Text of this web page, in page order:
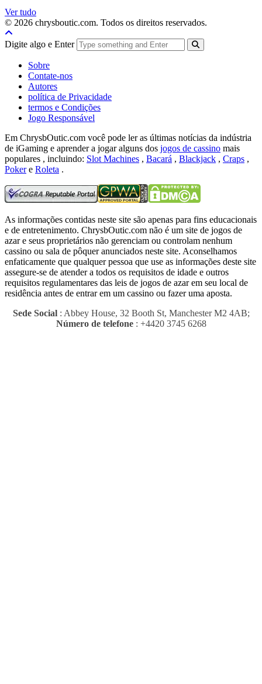
Ver tudo
© 2026 chrysboutic.com. Todos os direitos reservados.
Digite algo e Enter
Sobre
Contate-nos
Autores
política de Privacidade
termos e Condições
Jogo Responsável
Em ChrysbOutic.com você pode ler as últimas notícias da indústria
de iGaming e aprender a jogar alguns dos jogos de cassino mais
populares , incluindo: Slot Machines , Bacará , Blackjack , Craps ,
Pokere Roleta .
As informações contidas neste site são apenas para fins educacionais
e de entretenimento. ChrysbOutic.com não é um site de jogos de
azar e seus proprietários não gerenciam ou controlam nenhum
cassino ou sala de pôquer anunciados neste site. Aconselhamos
enfaticamente que qualquer pessoa que use as informações deste site
assegure-se de atender a todos os requisitos de idade e outros
requisitos regulamentares das leis de jogos de azar em seu local de
residência antes de entrar em um cassino ou fazer uma aposta.
Sede Social: Abbey House, 32 Booth St, Manchester M2 4AB;
Número de telefone: +4420 3745 6268